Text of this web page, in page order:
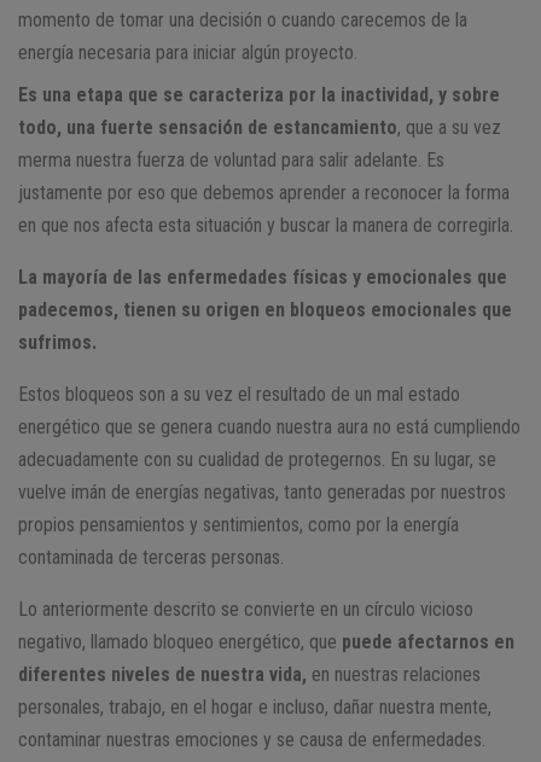
momento de tomar una decisión o cuando carecemos de la
energía necesaria para iniciar algún proyecto.
Es una etapa que se caracteriza por la inactividad, y sobre
todo, una fuerte sensación de estancamiento, que a su vez
merma nuestra fuerza de voluntad para salir adelante. Es
justamente por eso que debemos aprender a reconocer la forma
en que nos afecta esta situación y buscar la manera de corregirla.
La mayoría de las enfermedades físicas y emocionales que
padecemos, tienen su origen en bloqueos emocionales que
sufrimos.
Estos bloqueos son a su vez el resultado de un mal estado
energético que se genera cuando nuestra aura no está cumpliendo
adecuadamente con su cualidad de protegernos. En su lugar, se
vuelve imán de energías negativas, tanto generadas por nuestros
propios pensamientos y sentimientos, como por la energía
contaminada de terceras personas.
Lo anteriormente descrito se convierte en un círculo vicioso
negativo, llamado bloqueo energético, que puede afectarnos en
diferentes niveles de nuestra vida, en nuestras relaciones
personales, trabajo, en el hogar e incluso, dañar nuestra mente,
contaminar nuestras emociones y se causa de enfermedades.